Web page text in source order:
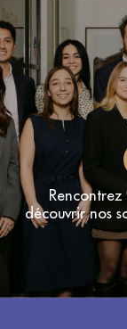
découvrir nos